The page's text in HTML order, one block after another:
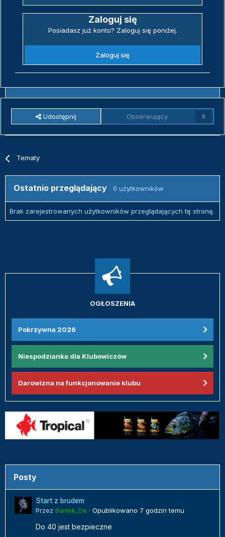
Zaloguj się
Posiadasz już konto? Zaloguj się poniżej.
Zaloguj się
Udostępnij Obserwujący 0
Tematy
Ostatnio przeglądający 0 użytkowników
Brak zarejestrowanych użytkowników przeglądających tę stronę.
OGŁOSZENIA
Pokrzywna 2026
Niespodzianka dla Klubowiczów
Darowizna na funkcjonowanie klubu
Posty
Start z brudem
Przez Bartek_De · Opublikowano 7 godzin temu
Do 40 jest bezpieczne